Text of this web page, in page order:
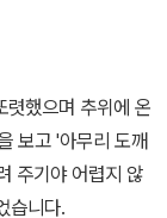
때 일하고 놀고 싶
무를 팔고 집으로
같기도 하고 개 같
렷했으며 추위에 온
보고 '아무리 도깨
주기야 어렵지 않
습니다.